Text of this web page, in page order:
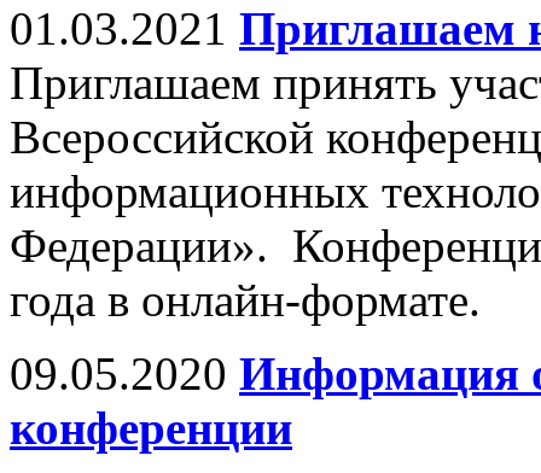
01.03.2021 Приглашаем
Приглашаем принять
Всероссийской
информационных
Федерации».
года в онлайн-формате.
09.05.2020 Информация
конференции